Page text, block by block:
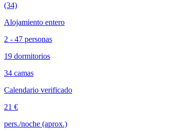
(34)
Alojamiento entero
2 - 47 personas
19 dormitorios
34 camas
Calendario verificado
21 €
pers./noche (aprox.)